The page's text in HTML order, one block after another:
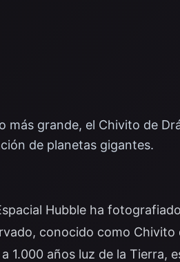
grande, el Chivito de
de planetas gigantes.
Hubble ha
conocido como Chivito
1.000 años luz de la Tierra,